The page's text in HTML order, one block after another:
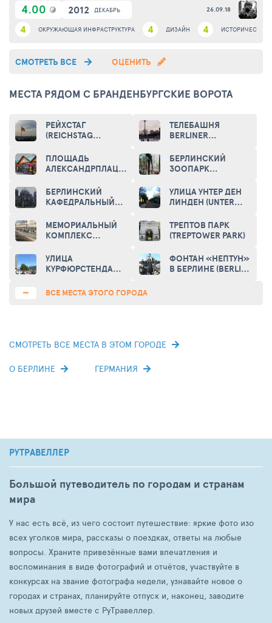
4.00
4 ОКРУЖАЮЩАЯ ИНФРАСТРУКТУРА 4 ДИЗАЙН 4 ИСТОРИЧЕСКАЯ
2012 ДЕКАБРЬ 26.09.18
СМОТРЕТЬ ВСЕ ОЦЕНИТЬ
МЕСТА РЯДОМ С БРАНДЕНБУРГСКИЕ ВОРОТА
РЕЙХСТАГ
(REICHSTAG
ТЕЛЕБАШНЯ
BERLINER
(BERLINER
FERNSEHTURM)
ПЛОЩАДЬ
АЛЕКСАНДРПЛАЦ
БЕРЛИНСКИЙ
ЗООПАРК
GARTEN BERLIN)
БЕРЛИНСКИЙ
КАФЕДРАЛЬНЫЙ
CATHEDRAL)
УЛИЦА УНТЕР ДЕН
ЛИНДЕН (UNTER
МЕМОРИАЛЬНЫЙ
КОМПЛЕКС
СТЕНА» (MEMORIAL
OF THE BERLIN
ТРЕПТОВ ПАРК
(TREPTOWER PARK)
УЛИЦА
КУРФЮРСТЕНДАММ
ФОНТАН «НЕПТУН»
В БЕРЛИНЕ (BERLIN
ВСЕ МЕСТА ЭТОГО ГОРОДА
СМОТРЕТЬ ВСЕ МЕСТА В ЭТОМ ГОРОДЕ
О БЕРЛИНЕ ГЕРМАНИЯ
РУТРАВЕЛЛЕР
Большой путеводитель по городам и странам
мира
У нас есть всё, из чего состоит путешествие: яркие фото изо
всех уголков мира, рассказы о поездках, ответы на любые
вопросы. Храните привезённые вами впечатления и
воспоминания в виде фотографий и отчётов, участвуйте в
конкурсах на звание фотографа недели, узнавайте новое о
городах и странах, планируйте отпуск и, наконец, заводите
новых друзей вместе с РуТравеллер.